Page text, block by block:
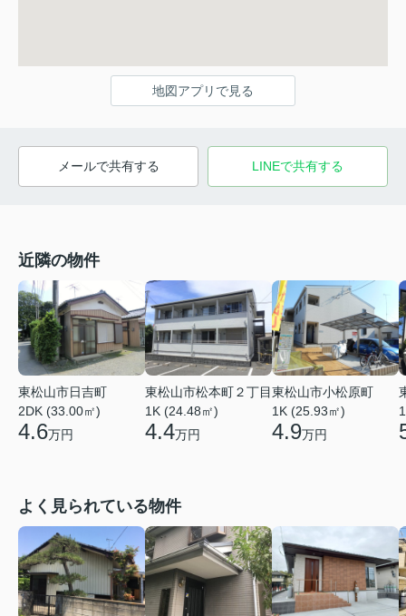
地図アプリで見る
メールで共有する LINEで共有する
近隣の物件
東松山市日吉町
2DK (33.00㎡)
4.6万円
東松山市松本町２丁目
1K (24.48㎡)
4.4万円
東松山市小松原町
1K (25.93㎡)
4.9万円
よく見られている物件